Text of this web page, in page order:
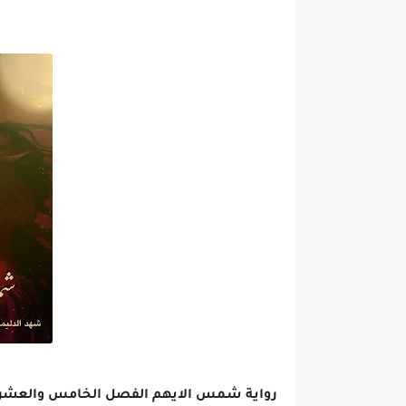
رواية شمس الايهم الفصل الخامس والعشرون 25 بقلم شهد